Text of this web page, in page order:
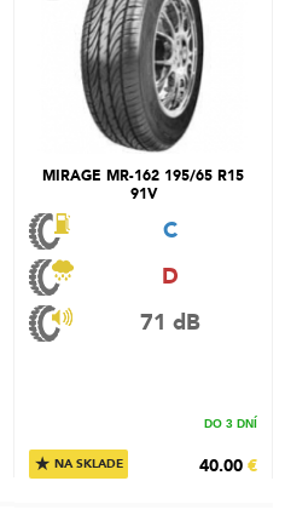
MIRAGE MR-162 195/65 R15
91V
C
D
71 dB
★ NA SKLADE
DO 3 DNÍ
40.00 €